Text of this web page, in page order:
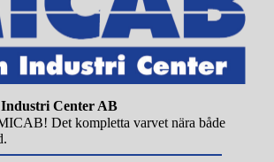
Center AB
Det kompletta varvet nära både